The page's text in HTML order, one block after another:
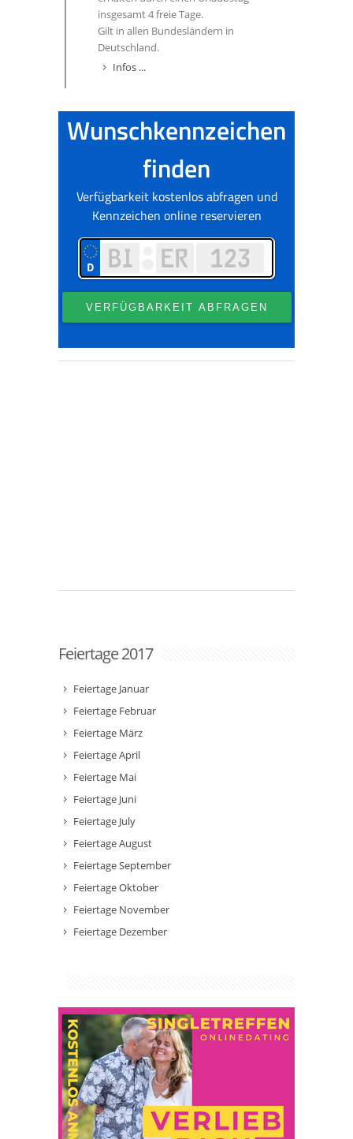
insgesamt 4 freie Tage.
Gilt in allen Bundesländern in
Deutschland.
Infos ...
Feiertage 2017
Feiertage Januar
Feiertage Februar
Feiertage März
Feiertage April
Feiertage Mai
Feiertage Juni
Feiertage July
Feiertage August
Feiertage September
Feiertage Oktober
Feiertage November
Feiertage Dezember